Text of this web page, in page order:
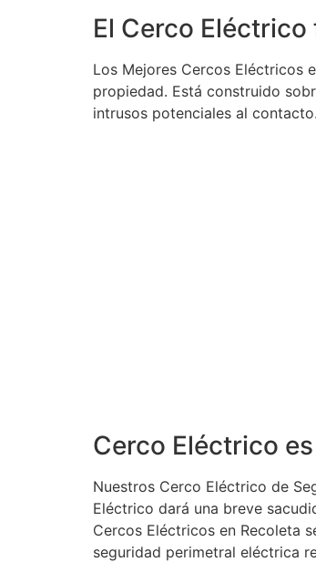
El Cerco
Los Mejores Cercos Eléctricos
propiedad. Está construido
intrusos potenciales al contacto.
Cerco Eléctrico
Nuestros Cerco Eléctrico de
Eléctrico dará una breve
Cercos Eléctricos en Recoleta
seguridad perimetral eléctrica